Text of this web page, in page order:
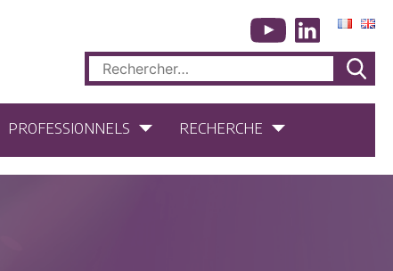
Rechercher :
PROFESSIONNELS RECHERCHE